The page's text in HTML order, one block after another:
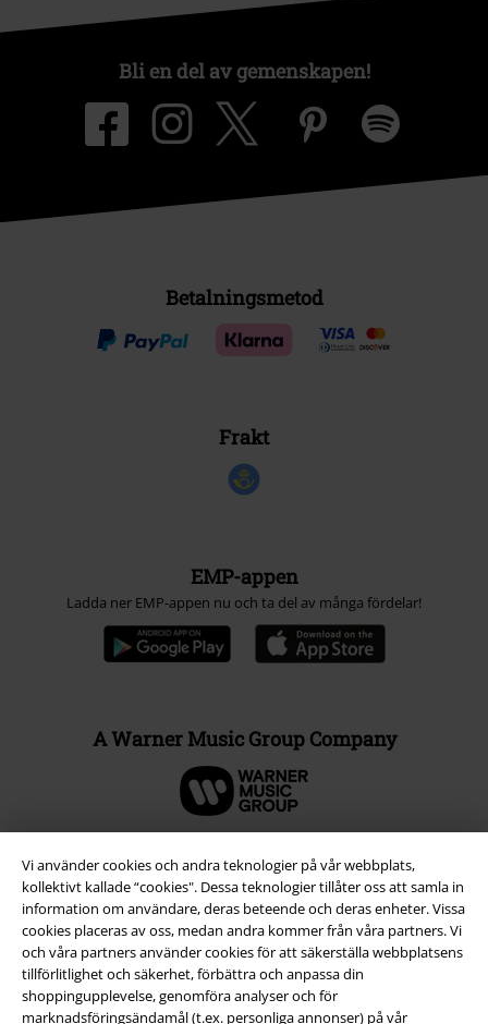
Vi använder cookies och andra teknologier på vår webbplats,
kollektivt kallade “cookies". Dessa teknologier tillåter oss att samla in
information om användare, deras beteende och deras enheter. Vissa
cookies placeras av oss, medan andra kommer från våra partners. Vi
och våra partners använder cookies för att säkerställa webbplatsens
tillförlitlighet och säkerhet, förbättra och anpassa din
shoppingupplevelse, genomföra analyser och för
marknadsföringsändamål (t.ex. personliga annonser) på vår
Bli en del av gemenskapen!
Betalningsmetod
Frakt
EMP-appen
Ladda ner EMP-appen nu och ta del av många fördelar!
A Warner Music Group Company